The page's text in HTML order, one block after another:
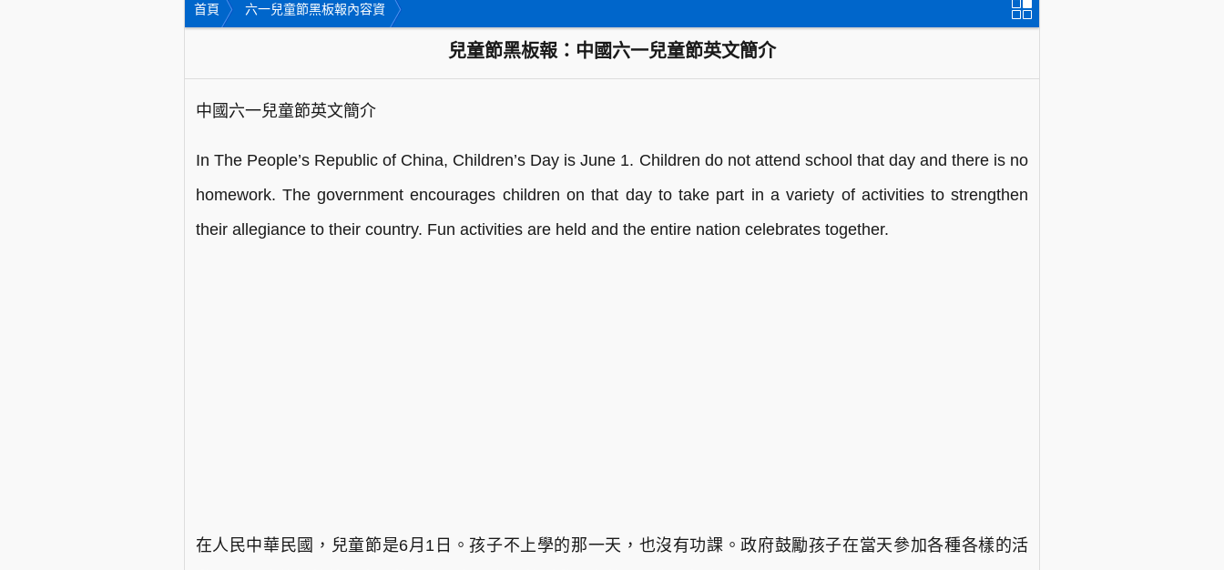
首頁 六一兒童節黑板報內容資
兒童節黑板報：中國六一兒童節英文簡介
中國六一兒童節英文簡介
In The People’s Republic of China, Children’s Day is June 1. Children do not attend school that day and there is no
homework. The government encourages children on that day to take part in a variety of activities to strengthen
their allegiance to their country. Fun activities are held and the entire nation celebrates together.
在人民中華民國，兒童節是6月1日。孩子不上學的那一天，也沒有功課。政府鼓勵孩子在當天參加各種各樣的活